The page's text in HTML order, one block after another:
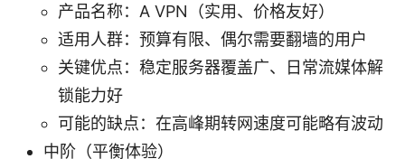
产品名称：A VPN（实用、价格友好）
适用人群：预算有限、偶尔需要翻墙的用户
关键优点：稳定服务器覆盖广、日常流媒体解
锁能力好
可能的缺点：在高峰期转网速度可能略有波动
中阶（平衡体验）